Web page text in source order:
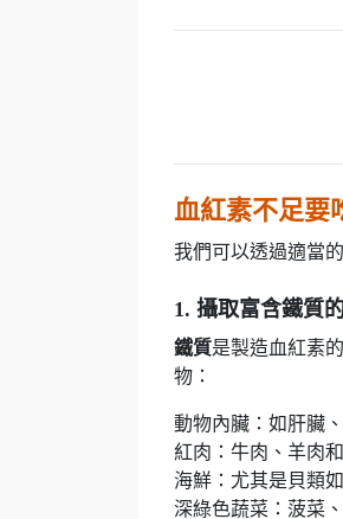
血紅素不足要
我們可以透過適當
1. 攝取富含鐵質
鐵質是製造血紅素
物：
動物內臟：如肝臟
紅肉：牛肉、羊肉
海鮮：尤其是貝類
深綠色蔬菜：菠菜